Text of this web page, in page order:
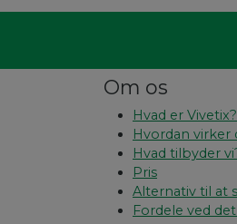
Om os
Hvad er Vivetix?
Hvordan virker
Hvad tilbyder
Pris
Alternativ til at
Fordele ved